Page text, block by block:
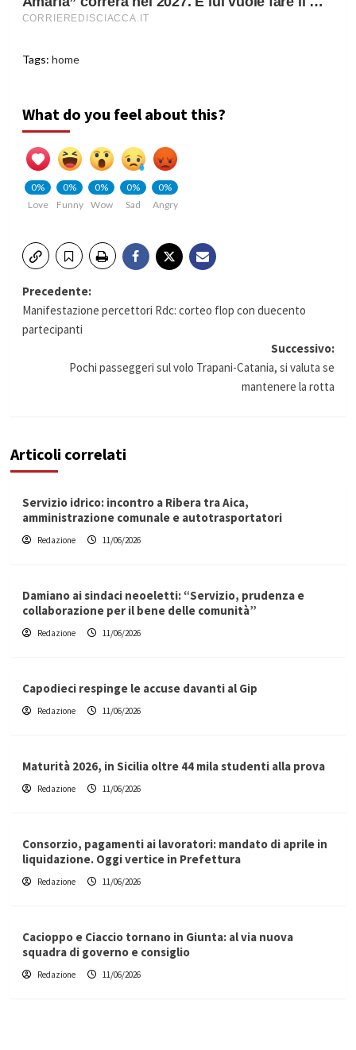
Tags: home
What do you feel about this?
0%
Love
0%
Funny
0%
Wow
0%
Sad
0%
Angry
Navigazione
articolo
Precedente:
Manifestazione percettori Rdc: corteo flop con duecento
partecipanti
Successivo:
Pochi passeggeri sul volo Trapani-Catania, si valuta se
mantenere la rotta
Articoli correlati
Servizio idrico: incontro a Ribera tra Aica,
amministrazione comunale e autotrasportatori
Redazione 11/06/2026
Damiano ai sindaci neoeletti: “Servizio, prudenza e
collaborazione per il bene delle comunità”
Redazione 11/06/2026
Capodieci respinge le accuse davanti al Gip
Redazione 11/06/2026
Maturità 2026, in Sicilia oltre 44 mila studenti alla prova
Redazione 11/06/2026
Consorzio, pagamenti ai lavoratori: mandato di aprile in
liquidazione. Oggi vertice in Prefettura
Redazione 11/06/2026
Cacioppo e Ciaccio tornano in Giunta: al via nuova
squadra di governo e consiglio
Redazione 11/06/2026